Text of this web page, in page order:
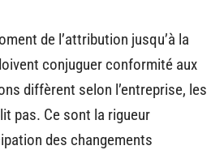
de l’attribution jusqu’à la
conjuguer conformité aux
diffèrent selon l’entreprise, les
pas. Ce sont la rigueur
des changements